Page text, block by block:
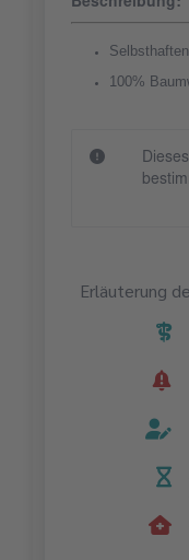
Beschreibung:
100%
Erläuterung